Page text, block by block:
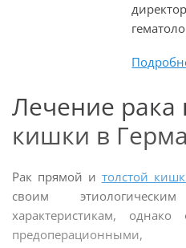
Лечение рака
кишки в
Рак прямой и толстой
своим
характеристикам,